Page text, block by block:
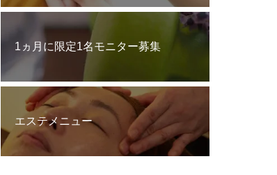
1ヵ月に限定1名モニター募集
エステメニュー